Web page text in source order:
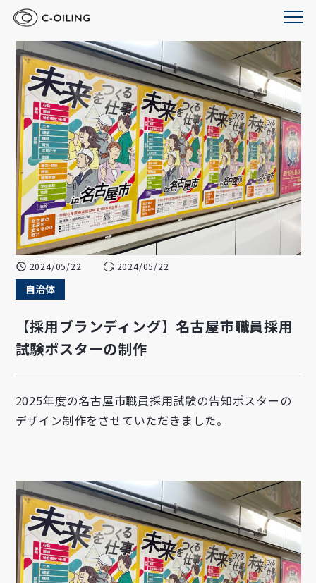
2024/05/22 2024/05/22
自治体
【採用ブランディング】名古屋市職員採用
試験ポスターの制作
2025年度の名古屋市職員採用試験の告知ポスターの
デザイン制作をさせていただきました。